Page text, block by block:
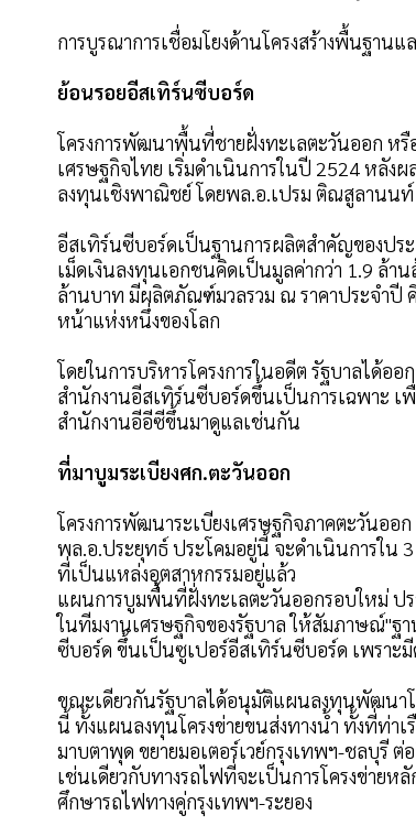
การบูรณาการเชื่อมโยงด้านโครงสร้างพื้นฐาน
ย้อนรอยอีสเทิร์นซีบอร์ด
โครงการพัฒนาพื้นที่ชายฝั่งทะเลตะวันออก ห
เศรษฐกิจไทย เริ่มดำเนินการในปี 2524 หลัง
ลงทุนเชิงพาณิชย์ โดยพล.อ.เปรม ติณสูลานน
อีสเทิร์นซีบอร์ดเป็นฐานการผลิตสำคัญของปร
เม็ดเงินลงทุนเอกชนคิดเป็นมูลค่ากว่า 1.9 ล้า
ล้านบาท มีผลิตภัณฑ์มวลรวม ณ ราคาประจำปี
หน้าแห่งหนึ่งของโลก
โดยในการบริหารโครงการในอดีต รัฐบาลได้
สำนักงานอีสเทิร์นซีบอร์ดขึ้นเป็นการเฉพาะ เ
สำนักงานอีอีซีขึ้นมาดูแลเช่นกัน
ที่มาบูมระเบียงศก.ตะวันออก
โครงการพัฒนาระเบียงเศรษฐกิจภาคตะวันออ
พล.อ.ประยุทธ์ ประโคมอยู่นี้ จะดำเนินการใน
ที่เป็นแหล่งอุตสาหกรรมอยู่แล้ว
แผนการบูมพื้นที่ฝั่งทะเลตะวันออกรอบใหม่ ป
ในทีมงานเศรษฐกิจของรัฐบาล ให้สัมภาษณ์"ฐ
ซีบอร์ด ขึ้นเป็นซูเปอร์อีสเทิร์นซีบอร์ด เพราะ
ขณะเดียวกันรัฐบาลได้อนุมัติแผนลงทุนพัฒนาโ
นี้ ทั้งแผนลงทุนโครงข่ายขนส่งทางน้ำ ทั้งที่ท่าเ
มาบตาพุด ขยายมอเตอร์เวย์กรุงเทพฯ-ชลบุรี
เช่นเดียวกับทางรถไฟที่จะเป็นการโครงข่ายห
ศึกษารถไฟทางคู่กรุงเทพฯ-ระยอง